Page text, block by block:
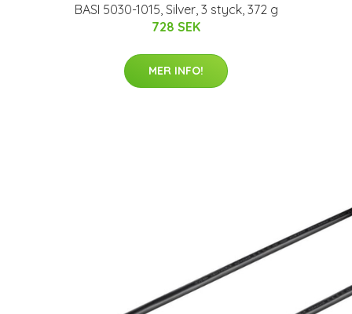
BASI 5030-1015, Silver, 3 styck, 372 g
728 SEK
MER INFO!